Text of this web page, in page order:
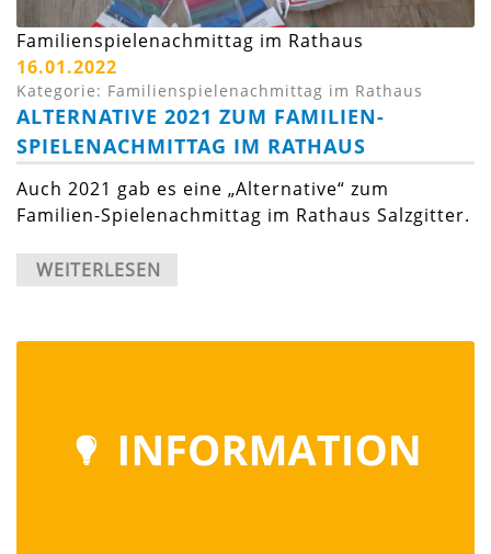
Familienspielenachmittag im Rathaus
16.01.2022
Kategorie: Familienspielenachmittag im Rathaus
ALTERNATIVE 2021 ZUM FAMILIEN-
SPIELENACHMITTAG IM RATHAUS
Auch 2021 gab es eine „Alternative“ zum
Familien-Spielenachmittag im Rathaus Salzgitter.
WEITERLESEN